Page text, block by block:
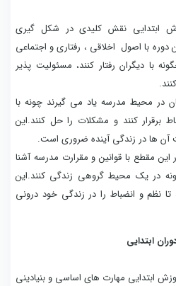
ابتدایی نقش کلیدی در شکل گیری
با اصول اخلاقی ، رفتاری و اجتماعی
با دیگران رفتار کنند، مسئولیت پذیر
در محیط مدرسه یاد می گیرند چونه با
برقرار کنند و مشکلات را حل کنند.این
آن ها در زندگی آینده ضروری است.
این مقطع با قوانین و مقرارت مدرسه آشنا
در یک محیط گروهی زندگی کنند.این
نظم و انضباط را در زندگی خود درونی
ابتدایی
ابتدایی مهارت های اساسی و بنیادینی